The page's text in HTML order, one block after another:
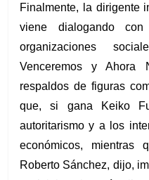
Finalmente, la dirigente
viene dialogando
organizaciones
Venceremos y Ahora
respaldos de figuras
que, si gana Keiko
autoritarismo y a los
económicos, mientras
Roberto Sánchez, dijo,